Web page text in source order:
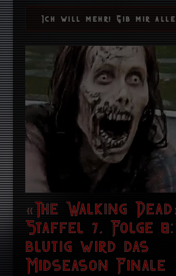
Ich will mehr! Gib mir
«The Walking
Staffel 7, Folge
blutig wird das
Midseason Finale